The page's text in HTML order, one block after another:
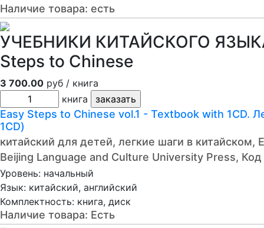
Наличие товара: есть
УЧЕБНИКИ КИТАЙСКОГО
Steps to Chinese
3 700.00 руб / книга
книга
Easy Steps to Chinese vol.1 - Textbook with 1CD.
1CD)
китайский для детей, легкие шаги в китайском,
Beijing Language and Culture University Press, Код
Уровень: начальный
Язык: китайский, английский
Комплектность: книга, диск
Наличие товара: Есть